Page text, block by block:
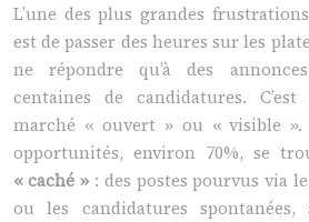
L’une des plus grandes
est de passer des heures sur les
ne répondre qu’à des
centaines de candidatures.
marché « ouvert » ou « visible
opportunités, environ 70%, se
« caché »: des postes pourvus via
ou les candidatures spontanées,